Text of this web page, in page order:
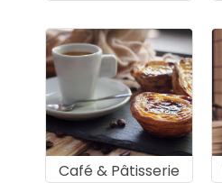
Café & Pâtisserie